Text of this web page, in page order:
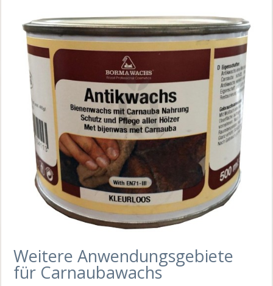
Weitere Anwendungsgebiete
für Carnaubawachs